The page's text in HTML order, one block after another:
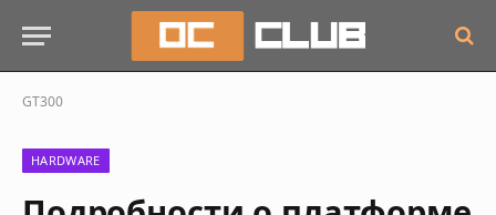
GT300
HARDWARE